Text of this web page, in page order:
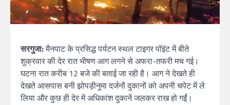
सरगुजा:मैनपाट के प्रसिद्ध पर्यटन स्थल टाइगर पॉइंट में बीते
शुक्रवार की देर रात भीषण आग लगने से अफरा-तफरी मच गई।
घटना रात करीब 12 बजे की बताई जा रही है। आग ने देखते ही
देखते आसपास बनी झोपड़ीनुमा दर्जनों दुकानों को अपनी चपेट में ले
लिया और कुछ ही देर में अधिकांश दुकानें जलकर राख हो गईं।